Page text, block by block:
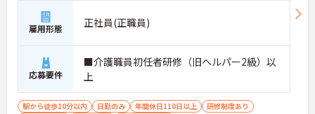
雇用形態 正社員(正職員)
応募要件
■介護職員初任者研修（旧ヘルパー2級）以
上
駅から徒歩10分以内 日勤のみ 年間休日110日以上
研修制度あり